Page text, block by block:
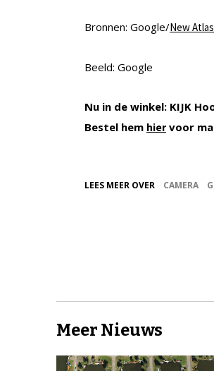
Bronnen: Google/New Atlas
Beeld: Google
Nu in de winkel: KIJK
Bestel hem hier voor
LEES MEER OVER CAMERA
Meer Nieuws